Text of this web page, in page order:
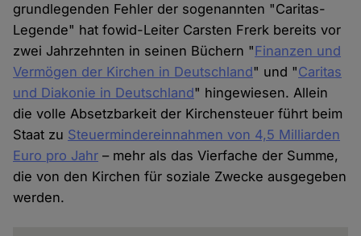
grundlegenden Fehler der sogenannten "Caritas-
Legende" hat fowid-Leiter Carsten Frerk bereits vor
zwei Jahrzehnten in seinen Büchern "Finanzen und
Vermögen der Kirchen in Deutschland" und "Caritas
und Diakonie in Deutschland" hingewiesen. Allein
die volle Absetzbarkeit der Kirchensteuer führt beim
Staat zu Steuermindereinnahmen von 4,5 Milliarden
Euro pro Jahr – mehr als das Vierfache der Summe,
die von den Kirchen für soziale Zwecke ausgegeben
werden.